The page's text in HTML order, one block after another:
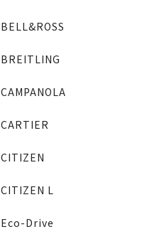
BELL&ROSS
BREITLING
CAMPANOLA
CARTIER
CITIZEN
CITIZEN L
Eco-Drive